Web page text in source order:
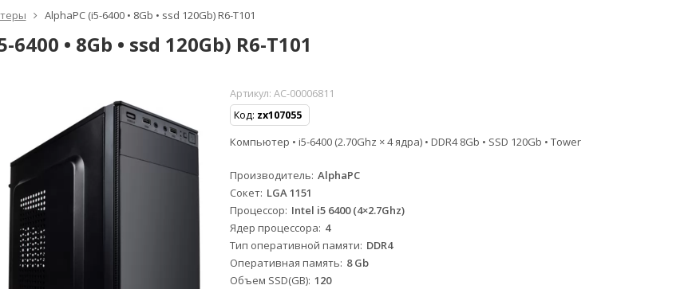
AlphaPC (i5-6400 • 8Gb • ssd 120Gb) R6-T101
6400 • 8Gb • ssd 120Gb) R6-T101
Артикул:AC-00006811
Код: zx107055
Компьютер • i5-6400 (2.70Ghz × 4 ядра) • DDR4 8Gb • SSD 120Gb • Tower
Производитель AlphaPC
Сокет LGA 1151
Процессор Intel i5 6400 (4×2.7Ghz)
Ядер процессора 4
Тип оперативной памяти DDR4
Оперативная память 8 Gb
Объем SSD(GB) 120